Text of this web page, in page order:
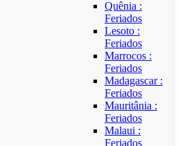
Quênia :
Feriados
Lesoto :
Feriados
Marrocos :
Feriados
Madagascar :
Feriados
Mauritânia :
Feriados
Malaui :
Feriados